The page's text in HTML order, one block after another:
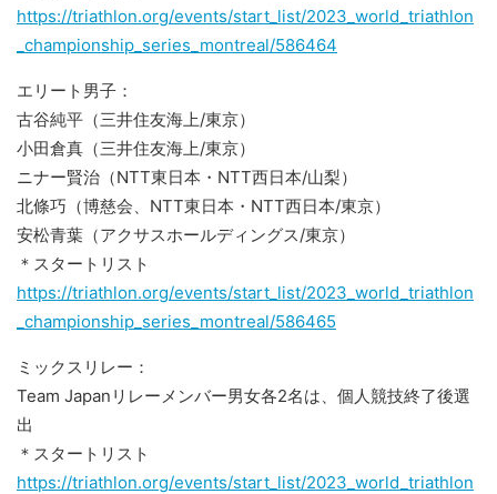
https://triathlon.org/events/start_list/2023_world_triathlon
_championship_series_montreal/586464
エリート男子：
古谷純平（三井住友海上/東京）
小田倉真（三井住友海上/東京）
ニナー賢治（NTT東日本・NTT西日本/山梨）
北條巧（博慈会、NTT東日本・NTT西日本/東京）
安松青葉（アクサスホールディングス/東京）
＊スタートリスト
https://triathlon.org/events/start_list/2023_world_triathlon
_championship_series_montreal/586465
ミックスリレー：
Team Japanリレーメンバー男女各2名は、個人競技終了後選
出
＊スタートリスト
https://triathlon.org/events/start_list/2023_world_triathlon